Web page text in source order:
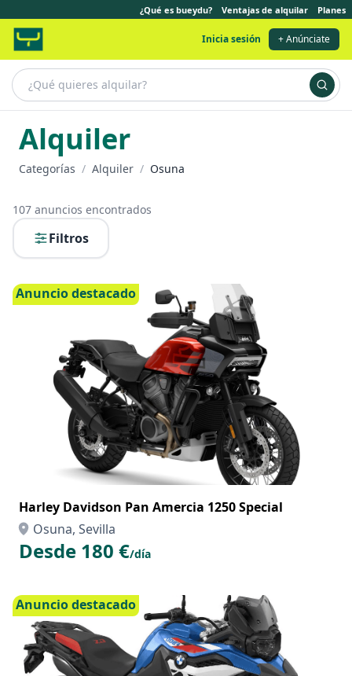
¿Qué es bueydu? Ventajas de alquilar Planes
Inicia sesión + Anúnciate
Alquiler
Categorías / Alquiler / Osuna
107 anuncios encontrados
Filtros
Anuncio destacado
Harley Davidson Pan Amercia 1250 Special
Osuna, Sevilla
Desde 180 €/día
Anuncio destacado